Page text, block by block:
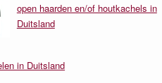
open haarden en/of houtkachels in
Duitsland
in Duitsland